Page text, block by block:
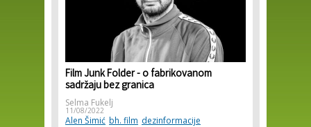
Film Junk Folder - o fabrikovanom
sadržaju bez granica
Selma Fukelj
11/08/2022
Alen Šimić bh. film dezinformacije